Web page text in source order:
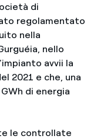
di
regolamentato
nella
nello
avvii la
2021 e che, una
di energia
le controllate